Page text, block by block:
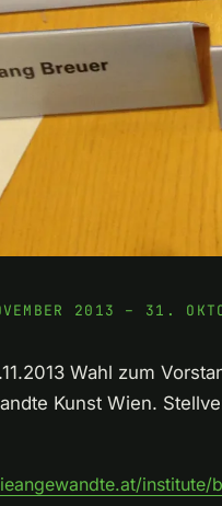
2013 – 31.
Wahl zum
Kunst Wien.
institute/